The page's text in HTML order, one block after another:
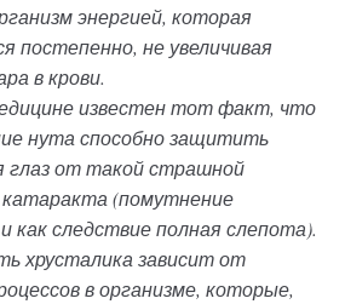
энергией, которая
постепенно, не увеличивая
в крови.
известен тот факт, что
нута способно защитить
глаз от такой страшной
катаракта (помутнение
как следствие полная слепота).
хрусталика зависит от
в организме, которые,